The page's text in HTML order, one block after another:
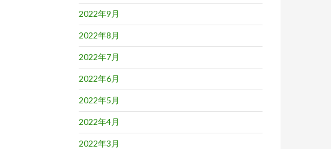
2022年9月
2022年8月
2022年7月
2022年6月
2022年5月
2022年4月
2022年3月